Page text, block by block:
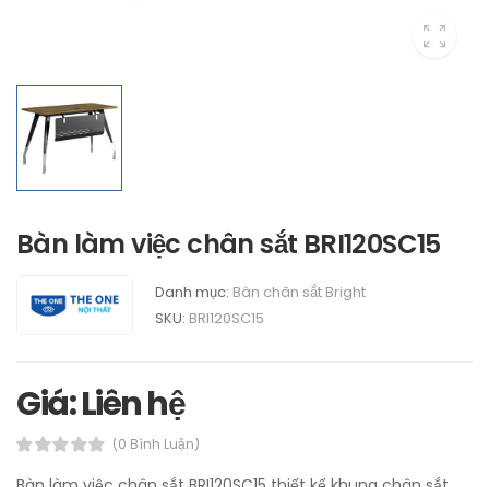
Bàn làm việc chân sắt BRI120SC15
Danh mục: Bàn chân sắt Bright
SKU: BRI120SC15
Giá: Liên hệ
(0 Bình Luận)